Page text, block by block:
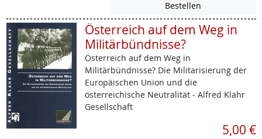
Österreich auf dem Weg in
Militärbündnisse?
Österreich auf dem Weg in
Militärbündnisse? Die Militarisierung der
Europäischen Union und die
österreichische Neutralität - Alfred Klahr
Gesellschaft
5,00 €